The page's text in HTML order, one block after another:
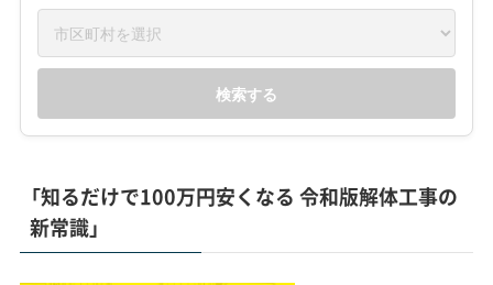
検索する
「知るだけで100万円安くなる 令和版解体工事の
新常識」